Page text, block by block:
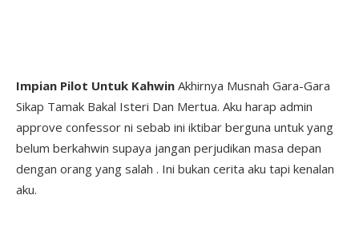
Impian Pilot Untuk Kahwin Akhirnya Musnah Gara-Gara
Sikap Tamak Bakal Isteri Dan Mertua. Aku harap admin
approve confessor ni sebab ini iktibar berguna untuk yang
belum berkahwin supaya jangan perjudikan masa depan
dengan orang yang salah . Ini bukan cerita aku tapi kenalan
aku.